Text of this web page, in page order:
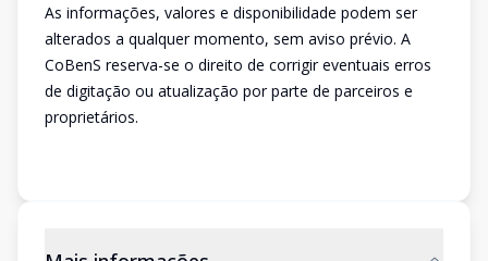
As informações, valores e disponibilidade podem ser
alterados a qualquer momento, sem aviso prévio. A
CoBenS reserva-se o direito de corrigir eventuais erros
de digitação ou atualização por parte de parceiros e
proprietários.